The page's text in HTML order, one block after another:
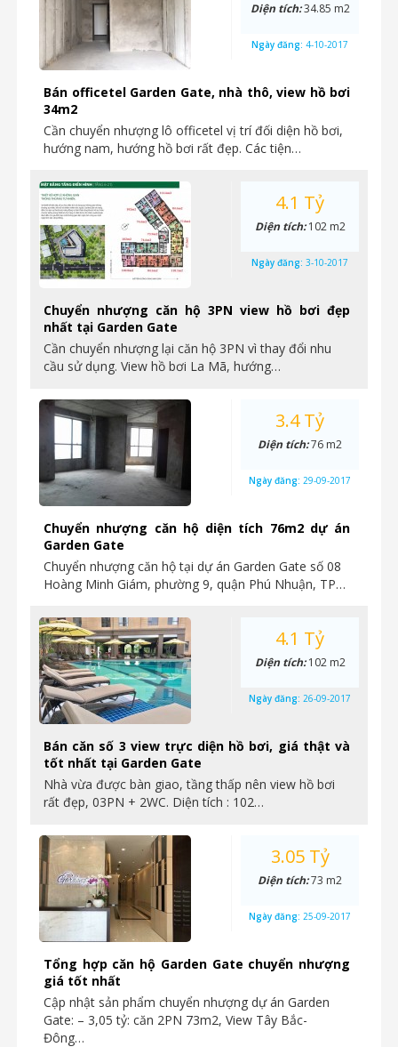
Bán officetel Garden Gate, nhà thô, view hồ bơi
34m2
Cần chuyển nhượng lô officetel vị trí đối diện hồ bơi,
hướng nam, hướng hồ bơi rất đẹp. Các tiện…
Diện tích:34.85 m2
Ngày đăng: 4-10-2017
Chuyển nhượng căn hộ 3PN view hồ bơi đẹp
nhất tại Garden Gate
Cần chuyển nhượng lại căn hộ 3PN vì thay đổi nhu
cầu sử dụng. View hồ bơi La Mã, hướng…
4.1 Tỷ
Diện tích:102 m2
Ngày đăng: 3-10-2017
Chuyển nhượng căn hộ diện tích 76m2 dự án
Garden Gate
Chuyển nhượng căn hộ tại dự án Garden Gate số 08
Hoàng Minh Giám, phường 9, quận Phú Nhuận, TP…
3.4 Tỷ
Diện tích:76 m2
Ngày đăng: 29-09-2017
Bán căn số 3 view trực diện hồ bơi, giá thật và
tốt nhất tại Garden Gate
Nhà vừa được bàn giao, tầng thấp nên view hồ bơi
rất đẹp, 03PN + 2WC. Diện tích : 102…
4.1 Tỷ
Diện tích:102 m2
Ngày đăng: 26-09-2017
Tổng hợp căn hộ Garden Gate chuyển nhượng
giá tốt nhất
Cập nhật sản phẩm chuyển nhượng dự án Garden
Gate: – 3,05 tỷ: căn 2PN 73m2, View Tây Bắc-
Đông…
3.05 Tỷ
Diện tích:73 m2
Ngày đăng: 25-09-2017